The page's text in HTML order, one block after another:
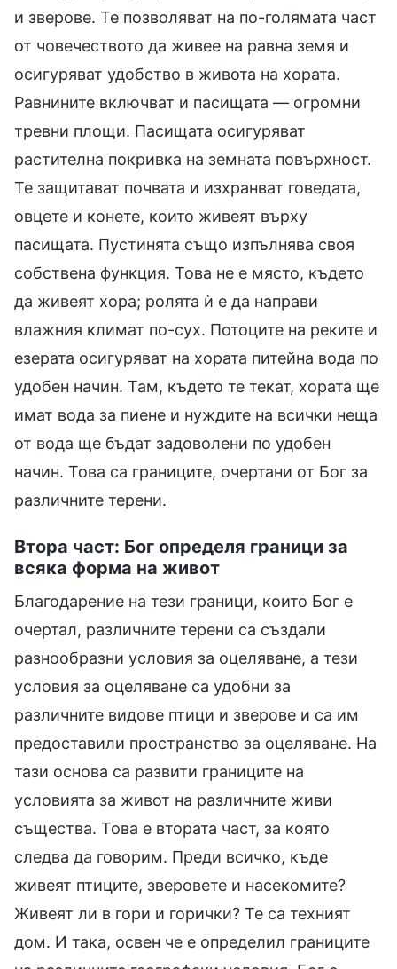
и зверове. Те позволяват на по-голямата част
от човечеството да живее на равна земя и
осигуряват удобство в живота на хората.
Равнините включват и пасищата — огромни
тревни площи. Пасищата осигуряват
растителна покривка на земната повърхност.
Те защитават почвата и изхранват говедата,
овцете и конете, които живеят върху
пасищата. Пустинята също изпълнява своя
собствена функция. Това не е място, където
да живеят хора; ролята ѝ е да направи
влажния климат по-сух. Потоците на реките и
езерата осигуряват на хората питейна вода по
удобен начин. Там, където те текат, хората ще
имат вода за пиене и нуждите на всички неща
от вода ще бъдат задоволени по удобен
начин. Това са границите, очертани от Бог за
различните терени.
Втора част: Бог определя граници за
всяка форма на живот
Благодарение на тези граници, които Бог е
очертал, различните терени са създали
разнообразни условия за оцеляване, а тези
условия за оцеляване са удобни за
различните видове птици и зверове и са им
предоставили пространство за оцеляване. На
тази основа са развити границите на
условията за живот на различните живи
същества. Това е втората част, за която
следва да говорим. Преди всичко, къде
живеят птиците, зверовете и насекомите?
Живеят ли в гори и горички? Те са техният
дом. И така, освен че е определил границите